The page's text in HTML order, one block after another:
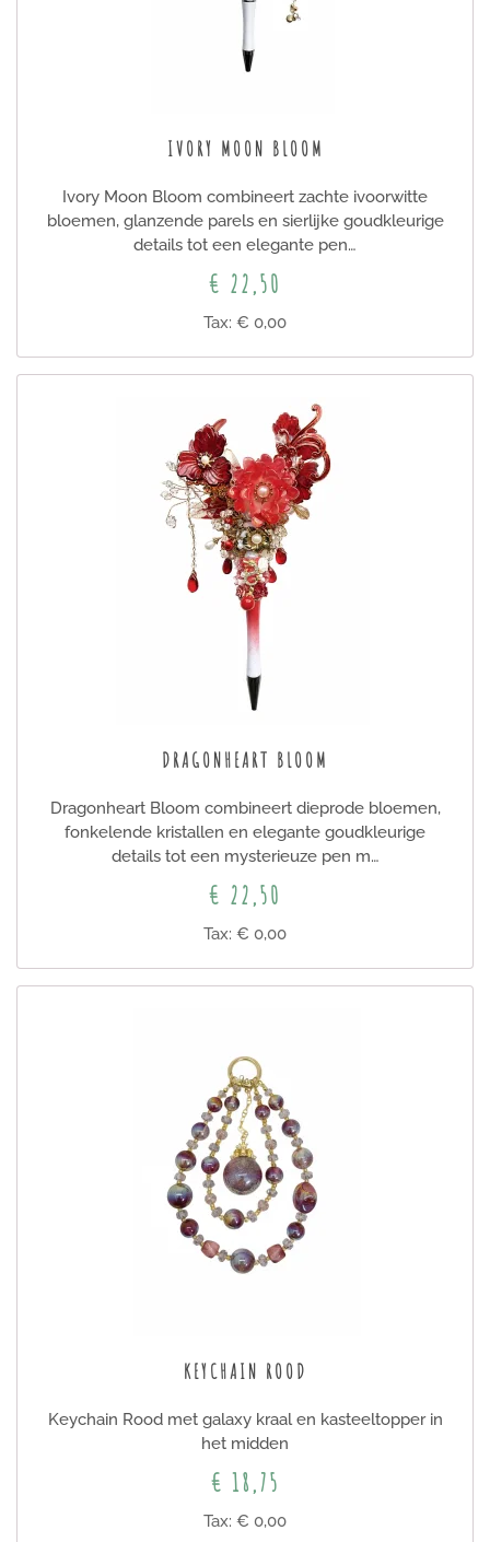
IVORY MOON BLOOM
Ivory Moon Bloom combineert zachte ivoorwitte
bloemen, glanzende parels en sierlijke goudkleurige
details tot een elegante pen…
€ 22,50
Tax: € 0,00
DRAGONHEART BLOOM
Dragonheart Bloom combineert dieprode bloemen,
fonkelende kristallen en elegante goudkleurige
details tot een mysterieuze pen m…
€ 22,50
Tax: € 0,00
KEYCHAIN ROOD
Keychain Rood met galaxy kraal en kasteeltopper in
het midden
€ 18,75
Tax: € 0,00